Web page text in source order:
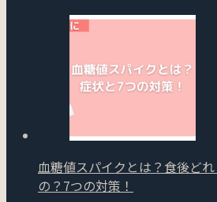
血糖値スパイクとは？食後ど
の？7つの対策！